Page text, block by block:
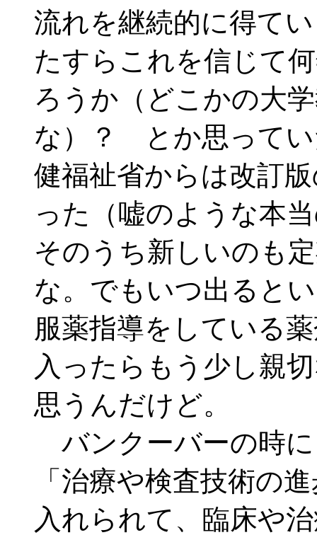
流れを継続的に得て
たすらこれを信じて
ろうか（どこかの大
な）？ とか思ってい
健福祉省からは改訂
った（嘘のような本
そのうち新しいのも
な。でもいつ出ると
服薬指導をしている
入ったらもう少し親
思うんだけど。
バンクーバーの時
「治療や検査技術の
入れられて、臨床や